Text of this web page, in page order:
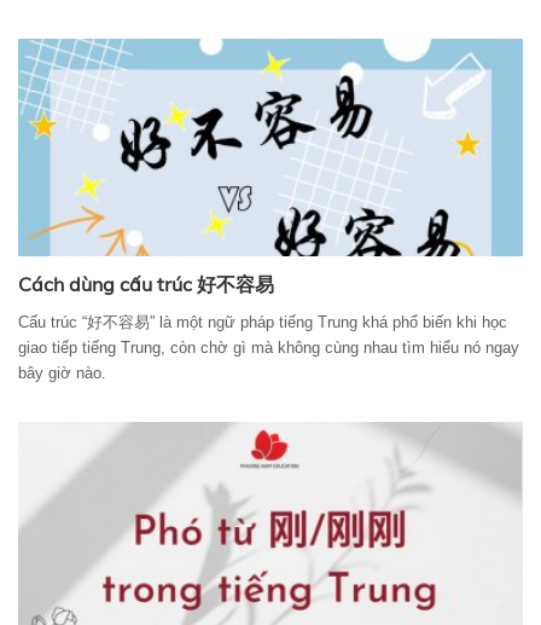
Cách dùng cấu trúc 好不容易
Cấu trúc “好不容易” là một ngữ pháp tiếng Trung khá phổ biến khi học
giao tiếp tiếng Trung, còn chờ gì mà không cùng nhau tìm hiểu nó ngay
bây giờ nào.